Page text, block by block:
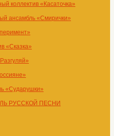
коллектив «Касаточка»
ансамбль «Смирички»
«Сказка»
«Сударушки»
РУССКОЙ ПЕСНИ